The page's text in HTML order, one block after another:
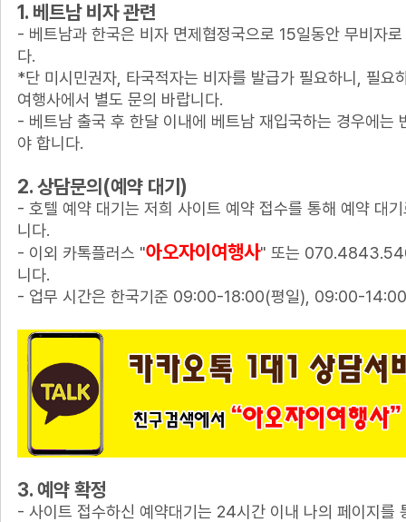
1. 베트남 비자 관련
- 베트남과 한국은 비자 면제협정국으로 15일동안 무비자
다.
*단 미시민권자, 타국적자는 비자를 발급가 필요하니, 필요
여행사에서 별도 문의 바랍니다.
- 베트남 출국 후 한달 이내에 베트남 재입국하는 경우에는
야 합니다.
2. 상담문의(예약 대기)
- 호텔 예약 대기는 저희 사이트 예약 접수를 통해 예약 대
니다.
- 이외 카톡플러스 "아오자이여행사" 또는
니다.
- 업무 시간은 한국기준 09:00-18:00(평일), 09:00-
3. 예약 확정
- 사이트 접수하신 예약대기는 24시간 이내 나의 페이지를